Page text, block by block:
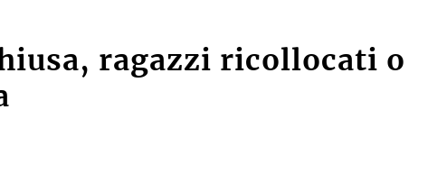
ragazzi ricollocati o